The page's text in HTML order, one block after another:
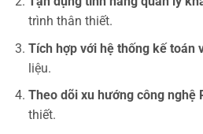
trình thân thiết.
Tích hợp với hệ thống kế toán
liệu.
Theo dõi xu hướng công nghệ
thiết.